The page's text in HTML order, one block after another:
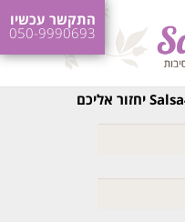
התקשר עכשיו
050-9990693